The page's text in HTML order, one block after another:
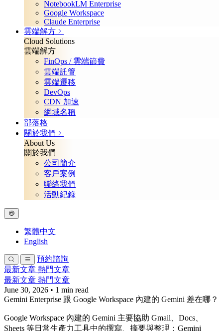
NotebookLM Enterprise
Google Workspace
Claude Enterprise
雲端解方
Cloud Solutions
雲端解方
FinOps / 雲端節費
雲端託管
雲端遷移
DevOps
CDN 加速
網域名稱
部落格
關於我們
About Us
關於我們
公司簡介
客戶案例
聯絡我們
活動紀錄
繁體中文
English
預約諮詢
最新文章 熱門文章
最新文章 熱門文章
June 30, 2026 • 1 min read
Gemini Enterprise 跟 Google Workspace 內建的 Gemini 差在哪？
Google Workspace 內建的 Gemini 主要協助 Gmail、Docs、
Sheets 等日常生產力工具中的撰寫、摘要與整理；Gemini